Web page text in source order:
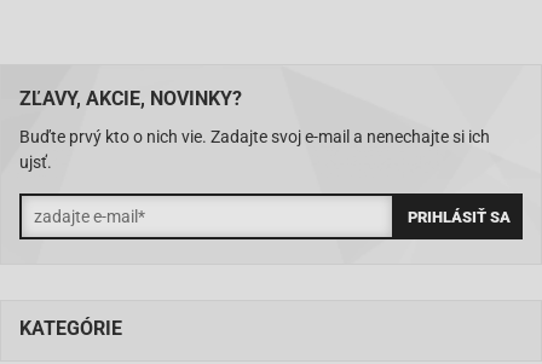
ZĽAVY, AKCIE, NOVINKY?
Buďte prvý kto o nich vie. Zadajte svoj e-mail a nenechajte si ich
ujsť.
KATEGÓRIE